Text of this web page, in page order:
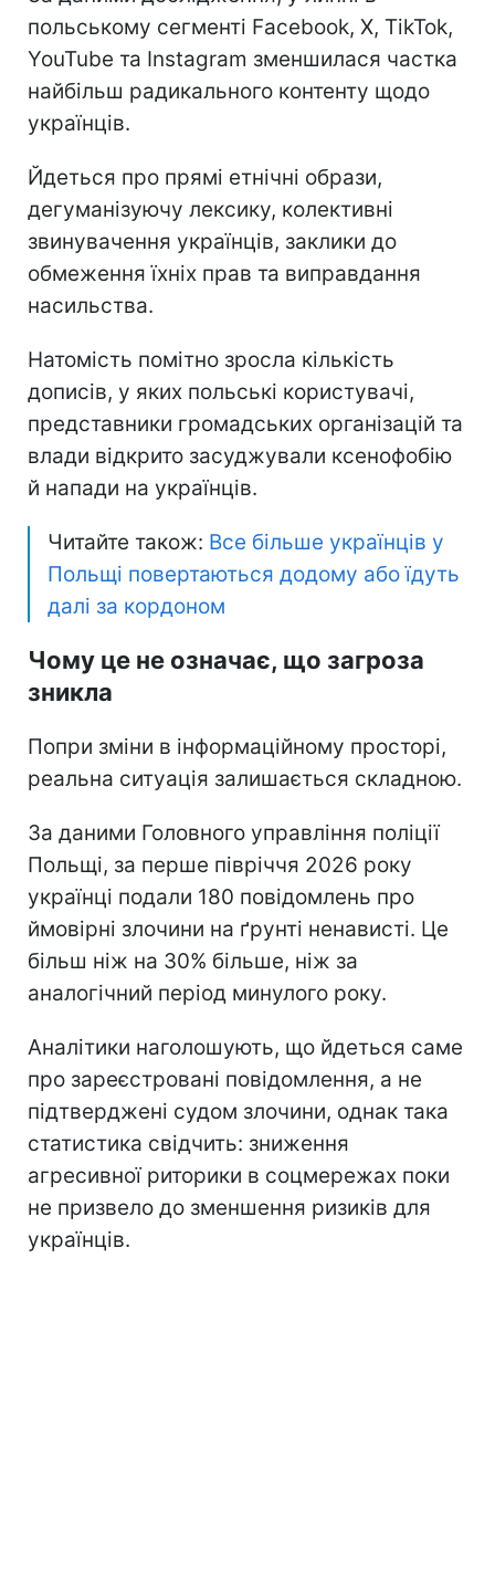
польському сегменті Facebook, X, TikTok,
YouTube та Instagram зменшилася частка
найбільш радикального контенту щодо
українців.
Йдеться про прямі етнічні образи,
дегуманізуючу лексику, колективні
звинувачення українців, заклики до
обмеження їхніх прав та виправдання
насильства.
Натомість помітно зросла кількість
дописів, у яких польські користувачі,
представники громадських організацій та
влади відкрито засуджували ксенофобію
й напади на українців.
Читайте також: Все більше українців у
Польщі повертаються додому або їдуть
далі за кордоном
Чому це не означає, що загроза
зникла
Попри зміни в інформаційному просторі,
реальна ситуація залишається складною.
За даними Головного управління поліції
Польщі, за перше півріччя 2026 року
українці подали 180 повідомлень про
ймовірні злочини на ґрунті ненависті. Це
більш ніж на 30% більше, ніж за
аналогічний період минулого року.
Аналітики наголошують, що йдеться саме
про зареєстровані повідомлення, а не
підтверджені судом злочини, однак така
статистика свідчить: зниження
агресивної риторики в соцмережах поки
не призвело до зменшення ризиків для
українців.